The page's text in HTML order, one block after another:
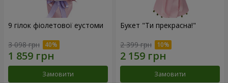
9 гілок фіолетової еустоми
3 098 грн
Замовити
Букет "Ти прекрасна!"
2 399 грн
Замовити